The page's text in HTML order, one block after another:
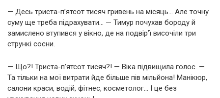
— Десь триста-п’ятсот тисяч гривень на місяць… Але точну
суму ще треба підрахувати… — Тимур почухав бороду й
замислено втупився у вікно, де на подвір’ї височіли три
стрункі сосни.
— Що?! Триста-п’ятсот тисяч?! — Віка підвищила голос. —
Та тільки на мої витрати йде більше пів мільйона! Манікюр,
салони краси, водій, фітнес, косметолог… І це без